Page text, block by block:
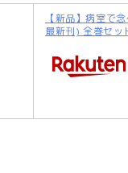
【新品】病室で
最新刊) 全巻セッ